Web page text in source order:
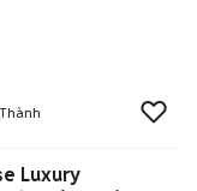
Luxury